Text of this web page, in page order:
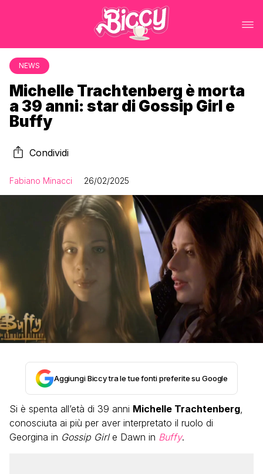
NEWS
Michelle Trachtenberg è morta
a 39 anni: star di Gossip Girl e
Buffy
Condividi
Fabiano Minacci 26/02/2025
Aggiungi Biccy tra le tue fonti preferite su Google
Si è spenta all’età di 39 anni Michelle Trachtenberg,
conosciuta ai più per aver interpretato il ruolo di
Georgina in Gossip Girle Dawn in Buffy.